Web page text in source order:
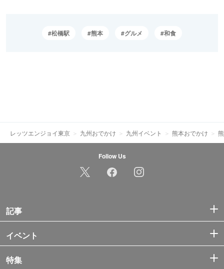
松橋駅 熊本 グルメ 和食
レッツエンジョイ東京 九州おでかけ 九州イベント 熊本おでかけ
Follow Us
記事
イベント
特集